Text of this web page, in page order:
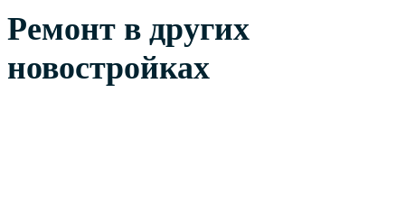
Ремонт в других
новостройках